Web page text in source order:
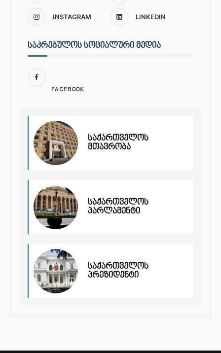
INSTAGRAM LINKEDIN
ᲡᲐᲙᲠᲔᲑᲣᲚᲝᲡ ᲡᲝᲪᲘᲐᲚᲣᲠᲘ ᲛᲔᲓᲘᲐ
FACEBOOK
საქართველოს
მთავრობა
საქართველოს
პარლამენტი
საქართველოს
პრეზიდენტი